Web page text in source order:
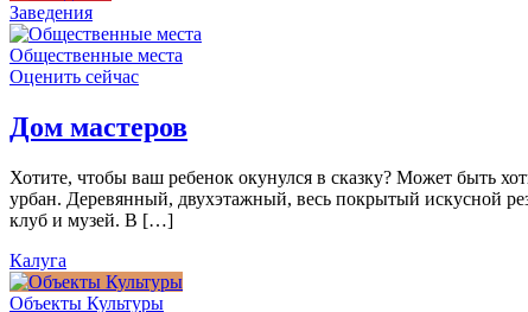
Заведения
Общественные места
Оценить сейчас
Дом мастеров
Хотите, чтобы ваш ребенок окунулся в сказку? Может быть
урбан. Деревянный, двухэтажный, весь покрытый искусной
клуб и музей. В […]
Калуга
Объекты Культуры